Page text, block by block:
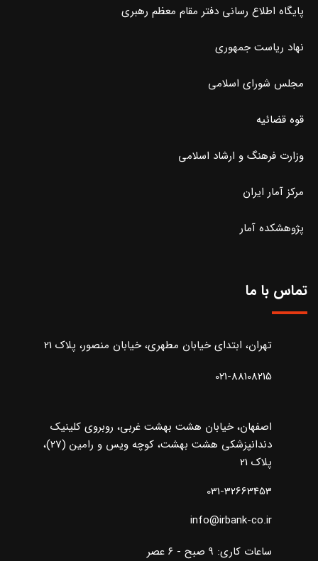
پایگاه اطلاع رسانی دفتر مقام معظم رهبری
نهاد ریاست جمهوری
مجلس شورای اسلامی
قوه قضائیه
وزارت فرهنگ و ارشاد اسلامی
مرکز آمار ایران
پژوهشکده آمار
تماس با ما
تهران، ابتدای خیابان مطهری، خیابان منصور، پلاک 21
021-88108215
اصفهان، خیابان هشت بهشت غربی، روبروی کلینیک
دندانپزشکی هشت بهشت، کوچه ویس و رامین (27)،
پلاک 21
031-32663453
info@irbank-co.ir
ساعات کاری: ۹ صبح - ۶ عصر